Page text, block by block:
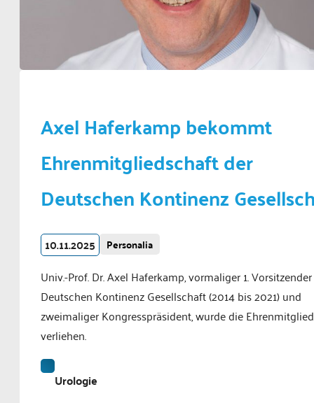
Axel Haferkamp bekommt
Ehrenmitgliedschaft der
Deutschen Kontinenz
10.11.2025 Personalia
Univ.-Prof. Dr. Axel Haferkamp, vormaliger 1.
Deutschen Kontinenz Gesellschaft (2014 bis 2021) und
zweimaliger Kongresspräsident, wurde die
verliehen.
Urologie